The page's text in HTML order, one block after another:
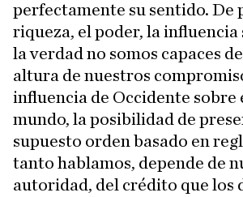
perfectamente su sentido. De
riqueza, el poder, la influencia
la verdad no somos capaces
altura de nuestros
influencia de Occidente sobre
mundo, la posibilidad de
supuesto orden basado en
tanto hablamos, depende de
autoridad, del crédito que los